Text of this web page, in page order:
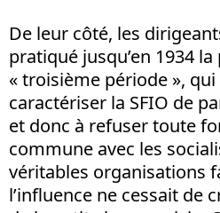
De leur côté, les
pratiqué jusqu’en 1934
« troisième période »,
caractériser la SFIO de
et donc à refuser toute
commune avec les
véritables organisations
l’influence ne cessait de